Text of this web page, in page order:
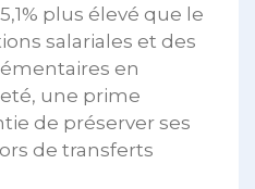
plus élevé que le
salariales et des
en
une prime
de préserver ses
de transferts